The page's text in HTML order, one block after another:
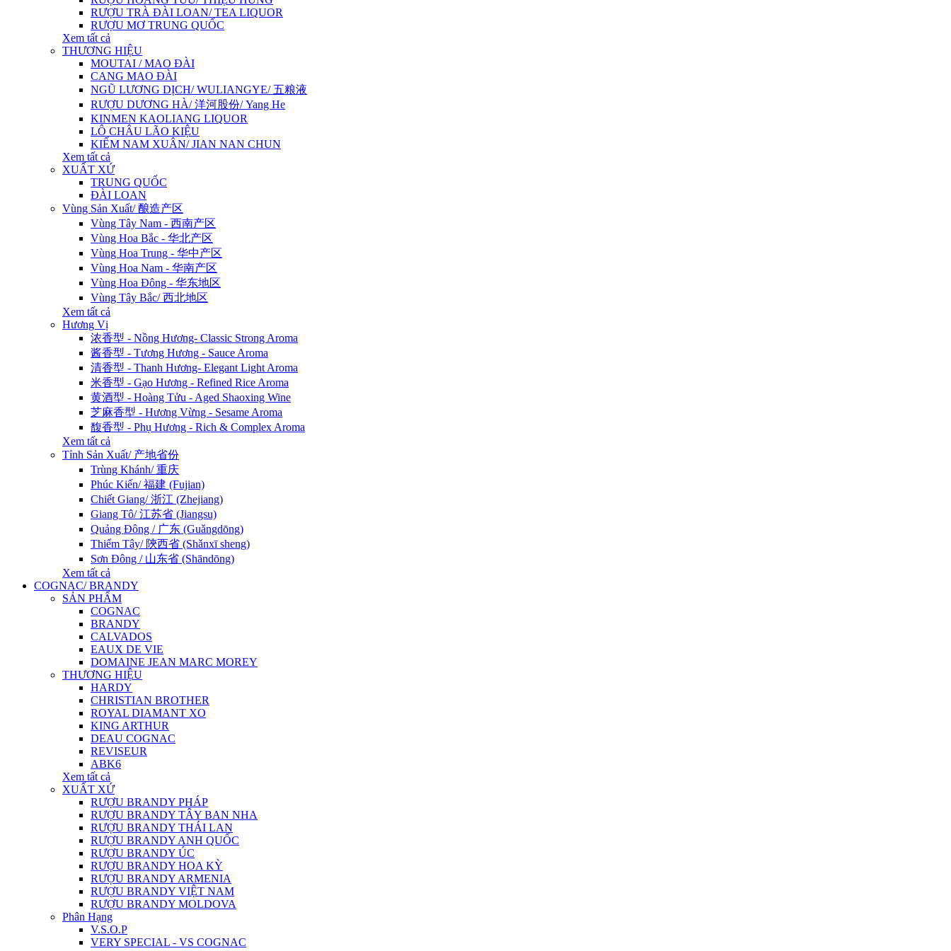
RƯỢU TRÀ ĐÀI LOAN/ TEA LIQUOR
RƯỢU MƠ TRUNG QUỐC
Xem tất cả
THƯƠNG HIỆU
MOUTAI / MAO ĐÀI
CANG MAO ĐÀI
NGŨ LƯƠNG DỊCH/ WULIANGYE/ 五粮液
RƯỢU DƯƠNG HÀ/ 洋河股份/ Yang He
KINMEN KAOLIANG LIQUOR
LÔ CHÂU LÃO KIỆU
KIẾM NAM XUÂN/ JIAN NAN CHUN
Xem tất cả
XUẤT XỨ
TRUNG QUỐC
ĐÀI LOAN
Vùng Sản Xuất/ 酿造产区
Vùng Tây Nam - 西南产区
Vùng Hoa Bắc - 华北产区
Vùng Hoa Trung - 华中产区
Vùng Hoa Nam - 华南产区
Vùng Hoa Đông - 华东地区
Vùng Tây Bắc/ 西北地区
Xem tất cả
Hương Vị
浓香型 - Nồng Hương- Classic Strong Aroma
酱香型 - Tương Hương - Sauce Aroma
清香型 - Thanh Hương- Elegant Light Aroma
米香型 - Gạo Hương - Refined Rice Aroma
黄酒型 - Hoàng Tửu - Aged Shaoxing Wine
芝麻香型 - Hương Vừng - Sesame Aroma
馥香型 - Phụ Hương - Rich & Complex Aroma
Xem tất cả
Tỉnh Sản Xuất/ 产地省份
Trùng Khánh/ 重庆
Phúc Kiến/ 福建 (Fujian)
Chiết Giang/ 浙江 (Zhejiang)
Giang Tô/ 江苏省 (Jiangsu)
Quảng Đông / 广东 (Guǎngdōng)
Thiểm Tây/ 陝西省 (Shǎnxī sheng)
Sơn Đông / 山东省 (Shāndōng)
Xem tất cả
COGNAC/ BRANDY
SẢN PHẨM
COGNAC
BRANDY
CALVADOS
EAUX DE VIE
DOMAINE JEAN MARC MOREY
THƯƠNG HIỆU
HARDY
CHRISTIAN BROTHER
ROYAL DIAMANT XO
KING ARTHUR
DEAU COGNAC
REVISEUR
ABK6
Xem tất cả
XUẤT XỨ
RƯỢU BRANDY PHÁP
RƯỢU BRANDY TÂY BAN NHA
RƯỢU BRANDY THÁI LAN
RƯỢU BRANDY ANH QUỐC
RƯỢU BRANDY ÚC
RƯỢU BRANDY HOA KỲ
RƯỢU BRANDY ARMENIA
RƯỢU BRANDY VIỆT NAM
RƯỢU BRANDY MOLDOVA
Phân Hạng
V.S.O.P
VERY SPECIAL - VS COGNAC